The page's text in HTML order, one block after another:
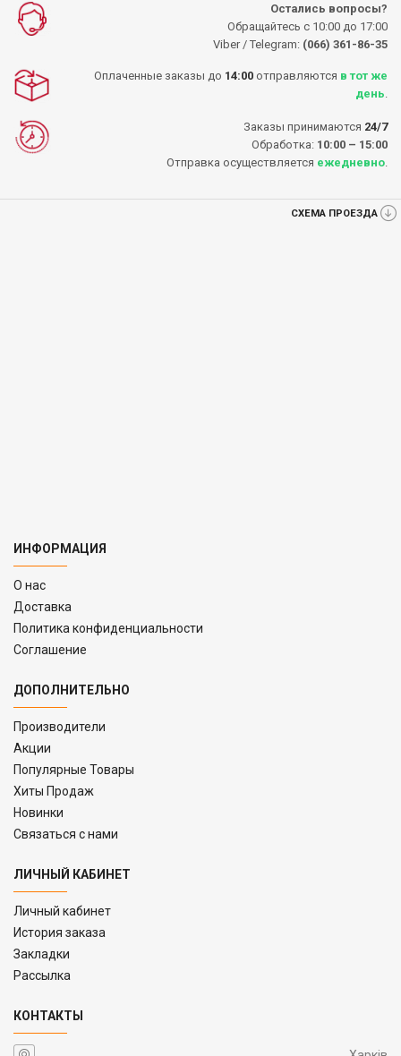
Остались вопросы?
Обращайтесь с 10:00 до 17:00
Viber / Telegram: (066) 361-86-35
Оплаченные заказы до 14:00 отправляются в тот же
день
Заказы принимаются 24/7
Обработка: 10:00 – 15:00
Отправка осуществляется ежедневно
СХЕМА ПРОЕЗДА
ИНФОРМАЦИЯ
O нас
Доставка
Политика конфиденциальности
Соглашение
ДОПОЛНИТЕЛЬНО
Производители
Акции
Популярные Товары
Хиты Продаж
Новинки
Связаться с нами
ЛИЧНЫЙ КАБИНЕТ
Личный кабинет
История заказа
Закладки
Рассылка
КОНТАКТЫ